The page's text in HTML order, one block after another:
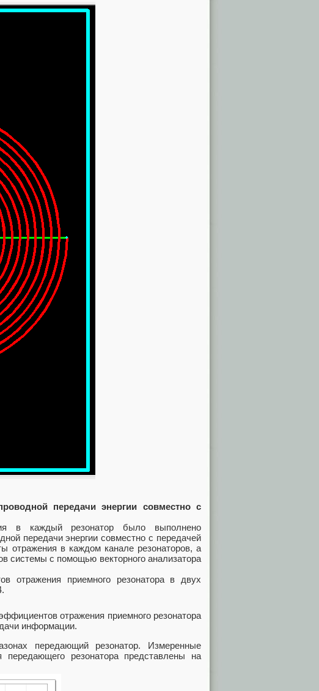
передачи энергии совместно с
в каждый резонатор было выполнено
передачи энергии совместно с передачей
в каждом канале резонаторов, а
системы с помощью векторного анализатора
отражения приемного резонатора в двух
отражения приемного резонатора
информации.
передающий резонатор. Измеренные
передающего резонатора представлены на